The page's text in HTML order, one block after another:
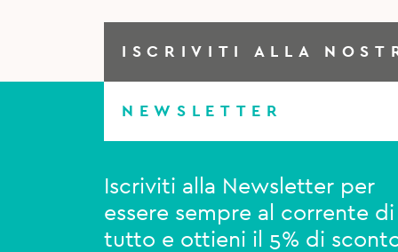
ISCRIVITI ALLA
NEWSLETTER
Iscriviti alla Newsletter per
essere sempre al corrente di
tutto e ottieni il 5% di